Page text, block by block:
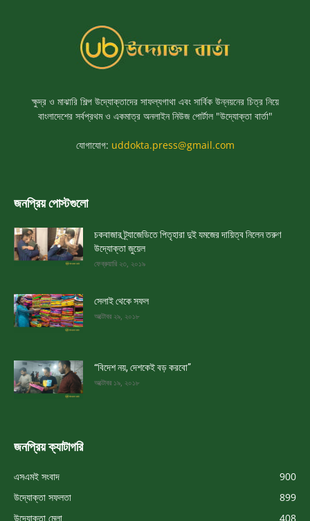
ক্ষুদ্র ও মাঝারি শিল্প উদ্যোক্তাদের সাফল্যগাথা এবং সার্বিক উন্নয়নের চিত্র নিয়ে
বাংলাদেশের সর্বপ্রথম ও একমাত্র অনলাইন নিউজ পোর্টাল "উদ্যোক্তা বার্তা"
যোগাযোগ: uddokta.press@gmail.com
জনপ্রিয় পোস্টগুলো
চকবাজার ট্র্যাজেডিতে পিতৃহারা দুই যমজের দায়িত্ব নিলেন তরুণ
উদ্যোক্তা জুয়েল
ফেব্রুয়ারি ২৩, ২০১৯
সেলাই থেকে সফল
অক্টোবর ২৯, ২০১৮
“বিদেশ নয়, দেশকেই বড় করবো”
অক্টোবর ১৯, ২০১৮
জনপ্রিয় ক্যাটাগরি
এসএমই সংবাদ
900
উদ্যোক্তা সফলতা
899
উদ্যোক্তা মেলা
408